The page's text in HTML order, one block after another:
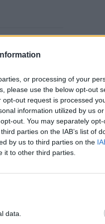
or processing of your
please use the below opt-out
out request is processed
information utilized by us
out. You may separately
parties on the IAB’s list of
by us to third parties on the
it to other third parties.
data.
που
στους
νέες
θα δοθεί
και των
την
UNESCO
την
προσφέρουν
η
των